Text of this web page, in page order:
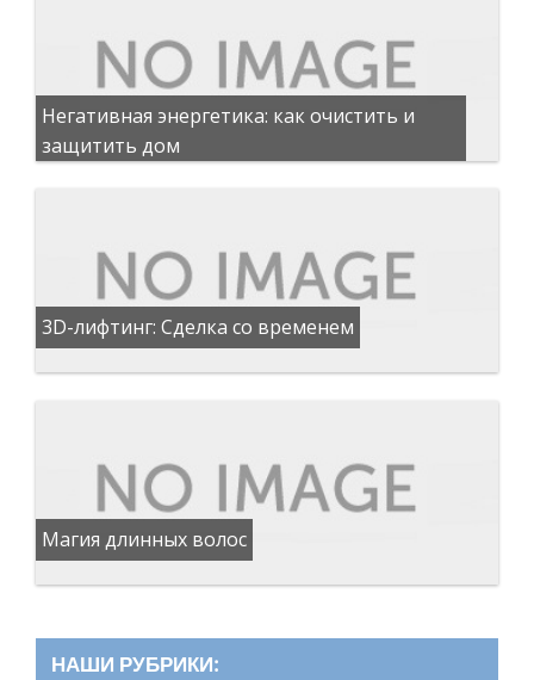
Негативная энергетика: как очистить и
защитить дом
3D-лифтинг: Сделка со временем
Магия длинных волос
НАШИ РУБРИКИ: